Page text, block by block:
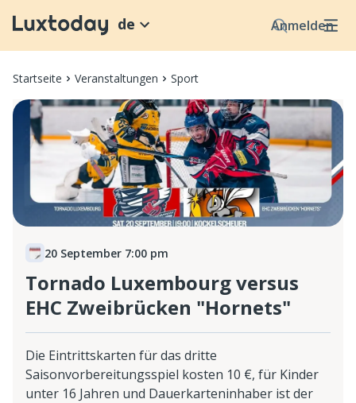
Anmelden
de
Startseite Veranstaltungen Sport
20 September 7:00 pm
Tornado Luxembourg versus
EHC Zweibrücken "Hornets"
Die Eintrittskarten für das dritte
Saisonvorbereitungsspiel kosten 10 €, für Kinder
unter 16 Jahren und Dauerkarteninhaber ist der